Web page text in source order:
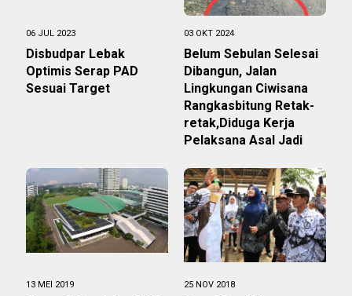
06 JUL 2023
Disbudpar Lebak
Optimis Serap PAD
Sesuai Target
03 OKT 2024
Belum Sebulan Selesai
Dibangun, Jalan
Lingkungan Ciwisana
Rangkasbitung Retak-
retak,Diduga Kerja
Pelaksana Asal Jadi
13 MEI 2019 25 NOV 2018